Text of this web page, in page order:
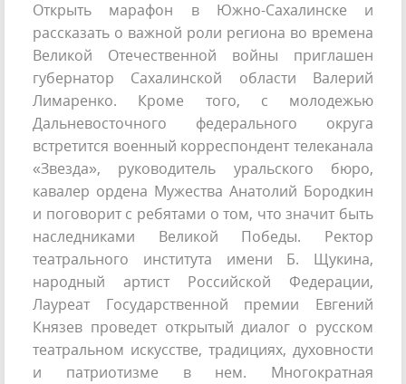
Открыть марафон в Южно-Сахалинске и
рассказать о важной роли региона во времена
Великой Отечественной войны приглашен
губернатор Сахалинской области Валерий
Лимаренко. Кроме того, с молодежью
Дальневосточного федерального округа
встретится военный корреспондент телеканала
«Звезда», руководитель уральского бюро,
кавалер ордена Мужества Анатолий Бородкин
и поговорит с ребятами о том, что значит быть
наследниками Великой Победы. Ректор
театрального института имени Б. Щукина,
народный артист Российской Федерации,
Лауреат Государственной премии Евгений
Князев проведет открытый диалог о русском
театральном искусстве, традициях, духовности
и патриотизме в нем. Многократная